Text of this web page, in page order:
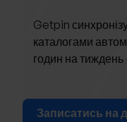
Getpin
каталогами
годин на
Записатись на